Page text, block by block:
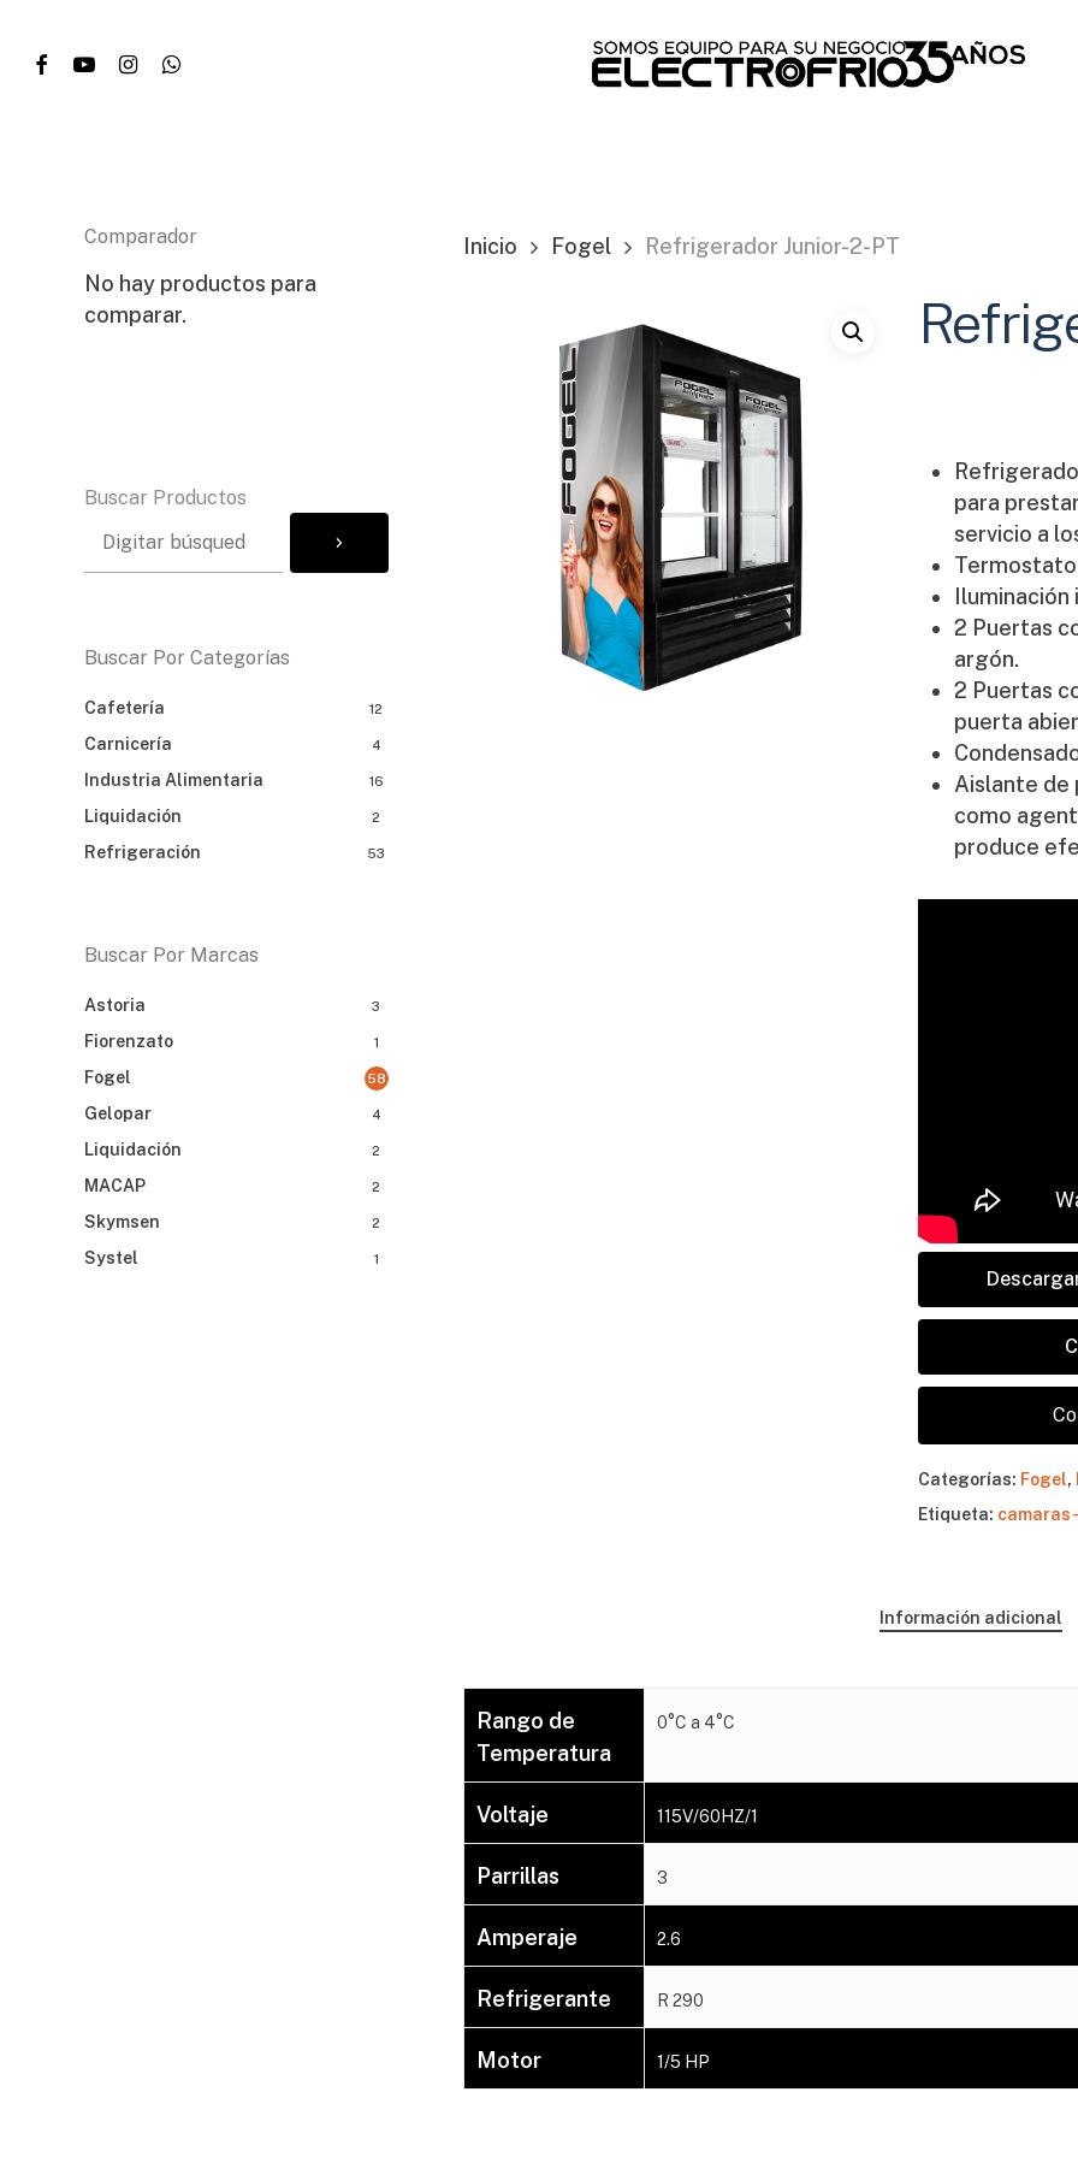
Skipfacebookyoutubeinstagramwhatsapp Cart
No
Comparador
No hay productos para
comparar.
Buscar Productos
Buscar Por Categorías
Cafetería 12
Carnicería 4
Industria Alimentaria 16
Liquidación 2
Refrigeración 53
Buscar Por Marcas
Astoria 3
Fiorenzato 1
Fogel 58
Gelopar 4
Liquidación 2
MACAP 2
Skymsen 2
Systel 1
Inicio Fogel Refrigerador Junior-2-PT
para
servicio a
Iluminación
2 Puertas
argón.
2 Puertas
puerta
Aislante de
como
produce
Categorías: Fogel,
Etiqueta:
Información adicional
Rango de
Temperatura
0°C a 4°C
Voltaje 115V/60HZ/1
Parrillas 3
Amperaje 2.6
Refrigerante R 290
Motor 1/5 HP